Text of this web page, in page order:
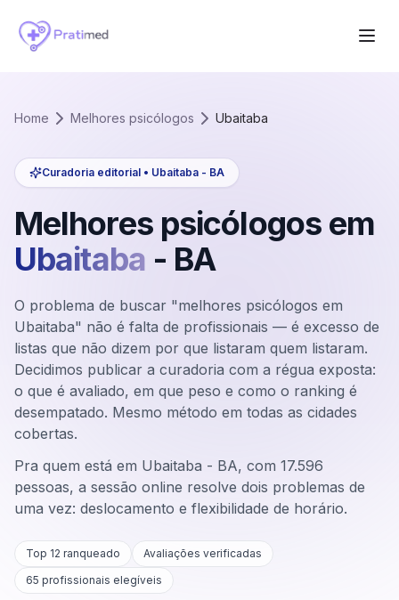
Home Melhores psicólogos Ubaitaba
Curadoria editorial • Ubaitaba - BA
Melhores psicólogos em
Ubaitaba - BA
O problema de buscar "melhores psicólogos em
Ubaitaba" não é falta de profissionais — é excesso de
listas que não dizem por que listaram quem listaram.
Decidimos publicar a curadoria com a régua exposta:
o que é avaliado, em que peso e como o ranking é
desempatado. Mesmo método em todas as cidades
cobertas.
Pra quem está em Ubaitaba - BA, com 17.596
pessoas, a sessão online resolve dois problemas de
uma vez: deslocamento e flexibilidade de horário.
Top 12 ranqueado
Avaliações verificadas
65 profissionais elegíveis